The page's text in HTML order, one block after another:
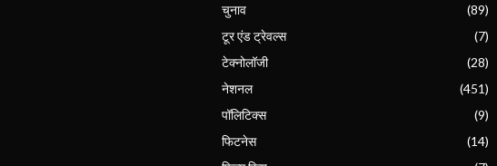
चुनाव
(89)
टूर एंड ट्रेवल्स
(7)
टेक्नोलॉजी
(28)
नेशनल
(451)
पॉलिटिक्स
(9)
फिटनेस
(14)